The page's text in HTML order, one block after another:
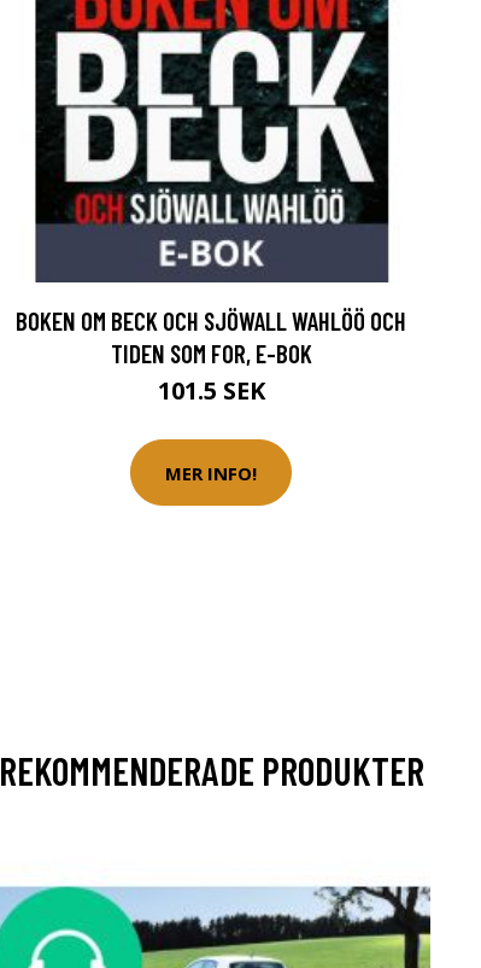
BOKEN OM BECK OCH SJÖWALL WAHLÖÖ OCH
TIDEN SOM FOR, E-BOK
101.5 SEK
MER INFO!
REKOMMENDERADE PRODUKTER